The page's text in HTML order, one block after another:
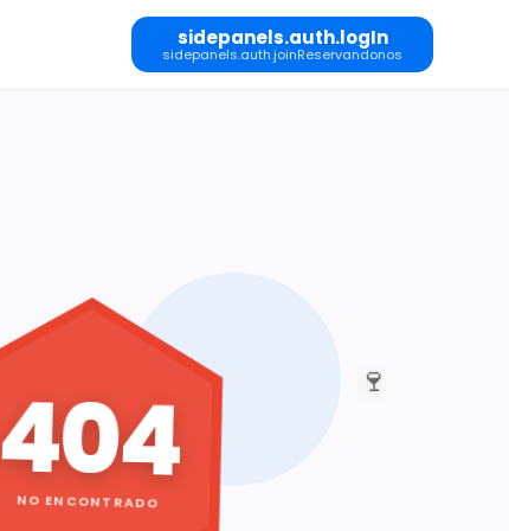
sidepanels.auth.logIn
sidepanels.auth.joinReservandonos
🍷
404
NO ENCONTRADO